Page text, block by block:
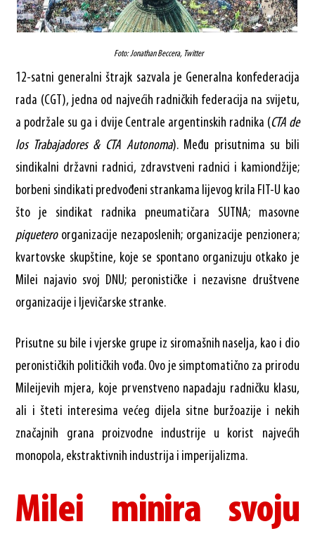
Foto: Jonathan Beccera, Twitter
12-satni generalni štrajk sazvala je Generalna konfederacija
rada (CGT), jedna od najvećih radničkih federacija na svijetu,
a podržale su ga i dvije Centrale argentinskih radnika (CTA de
los Trabajadores & CTA Autonoma). Među prisutnima su bili
sindikalni državni radnici, zdravstveni radnici i kamiondžije;
borbeni sindikati predvođeni strankama lijevog krila FIT-U kao
što je sindikat radnika pneumatičara SUTNA; masovne
piqueteroorganizacije nezaposlenih; organizacije penzionera;
kvartovske skupštine, koje se spontano organizuju otkako je
Milei najavio svoj DNU; peronističke i nezavisne društvene
organizacije i ljevičarske stranke.
Prisutne su bile i vjerske grupe iz siromašnih naselja, kao i dio
peronističkih političkih vođa. Ovo je simptomatično za prirodu
Mileijevih mjera, koje prvenstveno napadaju radničku klasu,
ali i šteti interesima većeg dijela sitne buržoazije i nekih
značajnih grana proizvodne industrije u korist najvećih
monopola, ekstraktivnih industrija i imperijalizma.
Milei minira svoju